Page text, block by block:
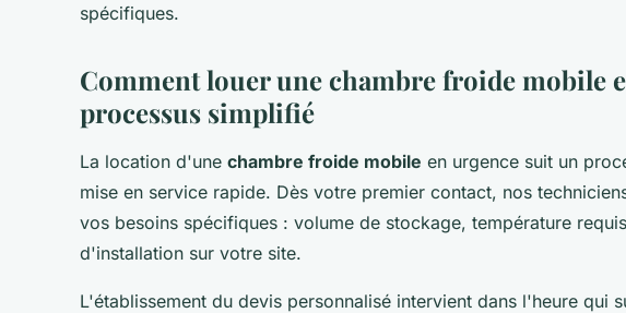
spécifiques.
Comment louer une chambre froide mobile
processus simplifié
La location d'une chambre froide mobile en urgence suit un
mise en service rapide. Dès votre premier contact, nos
vos besoins spécifiques : volume de stockage, température
d'installation sur votre site.
L'établissement du devis personnalisé intervient dans l'heure qui